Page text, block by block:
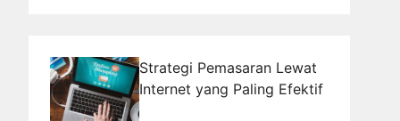
Strategi Pemasaran Lewat
Internet yang Paling Efektif